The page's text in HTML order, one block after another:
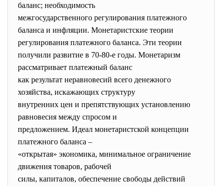
баланс; необходимость
межгосударственного регулирования платежного
баланса и инфляции. Монетаристские теории
регулирования платежного баланса. Эти теории
получили развитие в 70-80-е годы. Монетаризм
рассматривает платежный баланс
как результат неравновесий всего денежного
хозяйства, искажающих структуру
внутренних цен и препятствующих установлению
равновесия между спросом и
предложением. Идеал монетаристской концепции
платежного баланса –
«открытая» экономика, минимальное ограничение
движения товаров, рабочей
силы, капиталов, обеспечение свободы действий